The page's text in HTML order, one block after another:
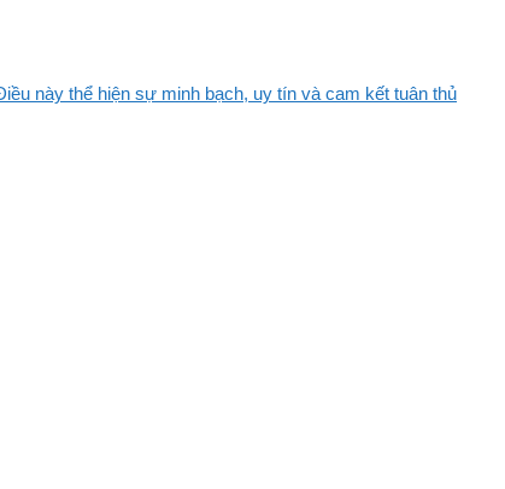
này thể hiện sự minh bạch, uy tín và cam kết tuân thủ